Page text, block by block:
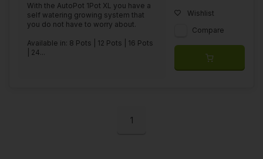
With the AutoPot 1Pot XL you have a
self watering growing system that
you do not have to worry about.
Available in: 8 Pots | 12 Pots | 16 Pots
| 24...
Wishlist
Compare
1